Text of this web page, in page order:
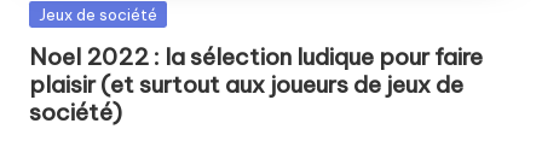
Posted
Jeux de société
Noel 2022 : la sélection ludique pour faire
plaisir (et surtout aux joueurs de jeux de
société)